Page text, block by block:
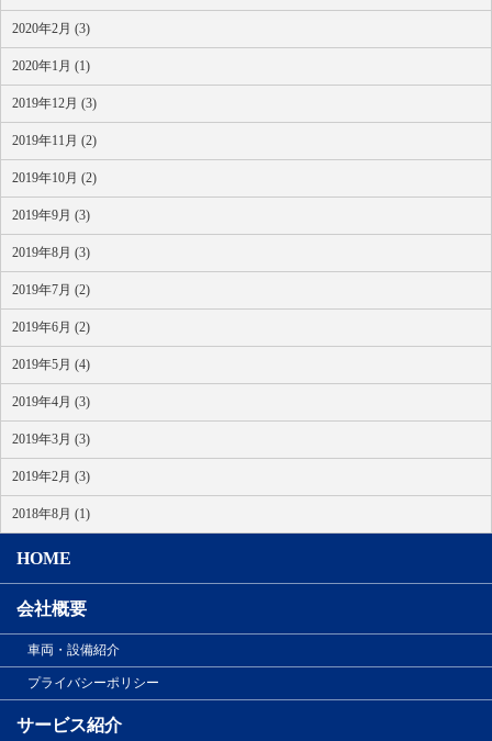
2020年2月 (3)
2020年1月 (1)
2019年12月 (3)
2019年11月 (2)
2019年10月 (2)
2019年9月 (3)
2019年8月 (3)
2019年7月 (2)
2019年6月 (2)
2019年5月 (4)
2019年4月 (3)
2019年3月 (3)
2019年2月 (3)
2018年8月 (1)
HOME
会社概要
車両・設備紹介
プライバシーポリシー
サービス紹介